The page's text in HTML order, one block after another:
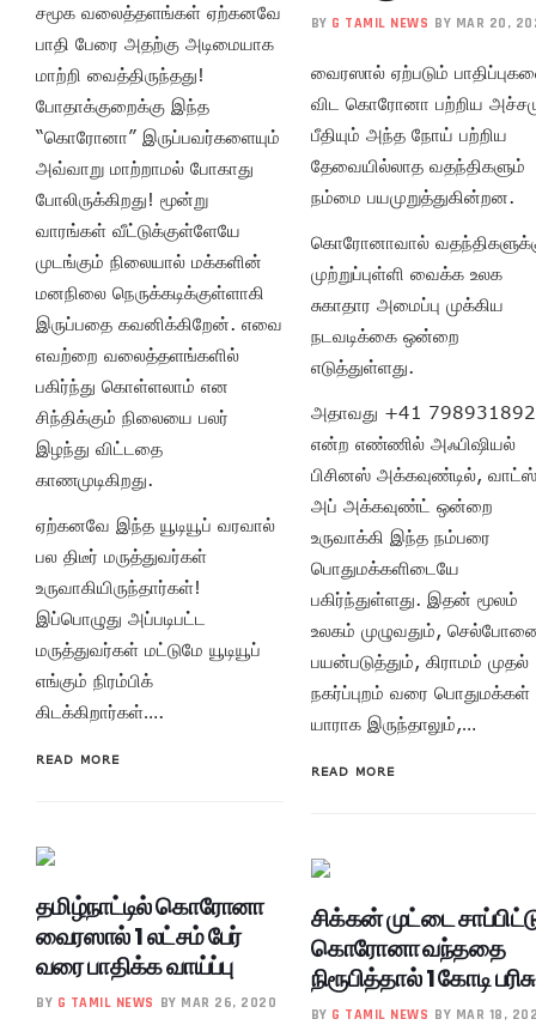
சமூக வலைத்தளங்கள் ஏற்கனவே
பாதி பேரை அதற்கு அடிமையாக
மாற்றி வைத்திருந்தது!
போதாக்குறைக்கு இந்த
“கொரோனா” இருப்பவர்களையும்
அவ்வாறு மாற்றாமல் போகாது
போலிருக்கிறது! மூன்று
வாரங்கள் வீட்டுக்குள்ளேயே
முடங்கும் நிலையால் மக்களின்
மனநிலை நெருக்கடிக்குள்ளாகி
இருப்பதை கவனிக்கிறேன். எவை
எவற்றை வலைத்தளங்களில்
பகிர்ந்து கொள்ளலாம் என
சிந்திக்கும் நிலையை பலர்
இழந்து விட்டதை
காணமுடிகிறது.
ஏற்கனவே இந்த யூடியூப் வரவால்
பல திடீர் மருத்துவர்கள்
உருவாகியிருந்தார்கள்!
இப்பொழுது அப்படிபட்ட
மருத்துவர்கள் மட்டுமே யூடியூப்
எங்கும் நிரம்பிக்
கிடக்கிறார்கள்….
READ MORE
தமிழ்நாட்டில் கொரோனா
வைரஸால் 1 லட்சம் பேர்
வரை பாதிக்க வாய்ப்பு
BY G TAMIL NEWS BY MAR 26, 2020
BY G TAMIL NEWS BY MAR 20,
வைரஸால் ஏற்படும்
விட கொரோனா பற்றிய
பீதியும் அந்த நோய் பற்றிய
தேவையில்லாத வதந்திகளும்
நம்மை பயமுறுத்துகின்றன.
கொரோனாவால்
முற்றுப்புள்ளி வைக்க உலக
சுகாதார அமைப்பு முக்கிய
நடவடிக்கை ஒன்றை
எடுத்துள்ளது.
அதாவது +41 798931892
என்ற எண்ணில் அஃபிஷியல்
பிசினஸ் அக்கவுண்டில், வாட்ஸ்
அப் அக்கவுண்ட் ஒன்றை
உருவாக்கி இந்த நம்பரை
பொதுமக்களிடையே
பகிர்ந்துள்ளது. இதன் மூலம்
உலகம் முழுவதும்,
பயன்படுத்தும், கிராமம் முதல்
நகர்ப்புறம் வரை பொதுமக்கள்
யாராக இருந்தாலும்,…
READ MORE
சிக்கன் முட்டை
கொரோனா வந்ததை
நிரூபித்தால் 1 கோடி பரிசு
BY G TAMIL NEWS BY MAR 18,